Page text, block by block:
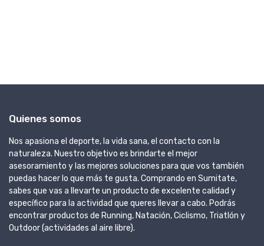
Quienes somos
Nos apasiona el deporte, la vida sana, el contacto con la
naturaleza. Nuestro objetivo es brindarte el mejor
asesoramiento y las mejores soluciones para que vos también
puedas hacer lo que más te gusta. Comprando en Sumitate,
sabes que vas a llevarte un producto de excelente calidad y
específico para la actividad que queres llevar a cabo. Podrás
encontrar productos de Running, Natación, Ciclismo, Triatlón y
Outdoor (actividades al aire libre).